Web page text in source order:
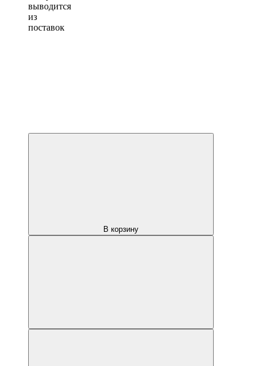
выводится
из
поставок
В корзину